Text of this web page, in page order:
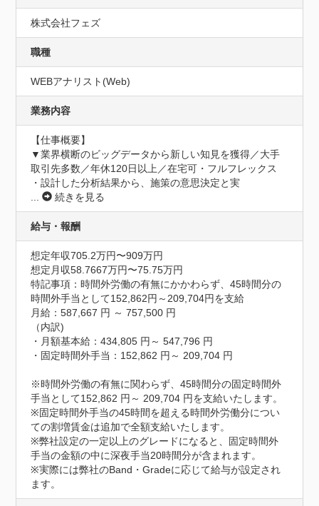
株式会社フェズ
職種
WEBアナリスト(Web)
業務内容
【仕事概要】
▼業界横断のビッグデータから新しい知見を獲得／大手
取引先多数／年休120日以上／在宅可・フルフレックス
・設計した分析結果から、施策の意思決定と実
...
続きを見る
給与・報酬
想定年収705.2万円〜909万円
想定月収58.7667万円〜75.75万円
特記事項：時間外労働の有無にかかわらず、45時間分の
時間外手当として152,862円～209,704円を支給
月給：587,667 円 ～ 757,500 円
（内訳)
・月額基本給：434,805 円～ 547,796 円
・固定時間外手当：152,862 円～ 209,704 円
※時間外労働の有無に関わらず、45時間分の固定時間外
手当として152,862 円～ 209,704 円を支給いたします。
※固定時間外手当の45時間を超える時間外労働分につい
ての割増賃金は追加で全額支給いたします。
※弊社設定の一定以上のグレードになると、固定時間外
手当の金額の中に深夜手当20時間分が含まれます。
※実際には弊社のBand・Gradeに応じて給与が設定され
ます。